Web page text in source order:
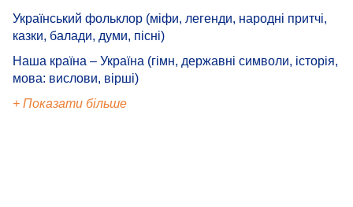
Український фольклор (міфи, легенди, народні притчі,
казки, балади, думи, пісні)
Наша країна – Україна (гімн, державні символи, історія,
мова: вислови, вірші)
+ Показати більше